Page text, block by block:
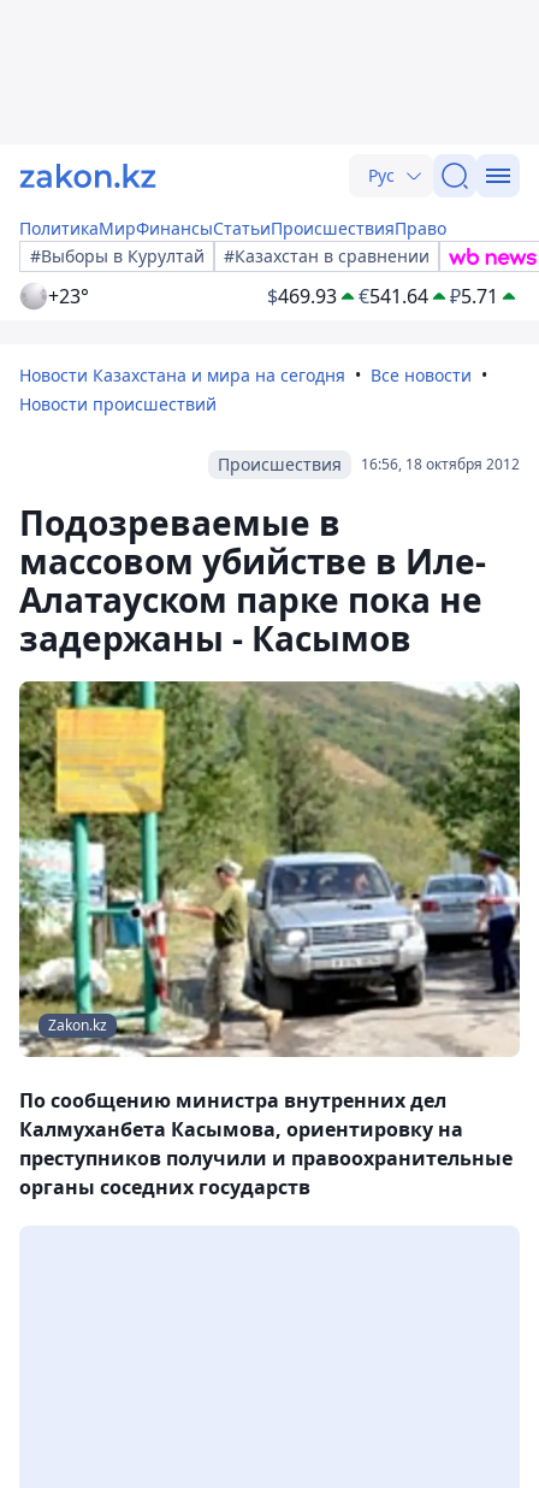
Рус
ПолитикаМирФинансыСтатьиПроисшествияПраво
#Выборы в Курултай
#Казахстан в сравнении
+23° $469.93 €541.64 ₽5.71
Новости Казахстана и мира на сегодня
Все новости
Новости происшествий
16:56, 18 октября 2012
Происшествия
Подозреваемые в
массовом убийстве в Иле-
Алатауском парке пока не
задержаны - Касымов
Zakon.kz
По сообщению министра внутренних дел
Калмуханбета Касымова, ориентировку на
преступников получили и правоохранительные
органы соседних государств